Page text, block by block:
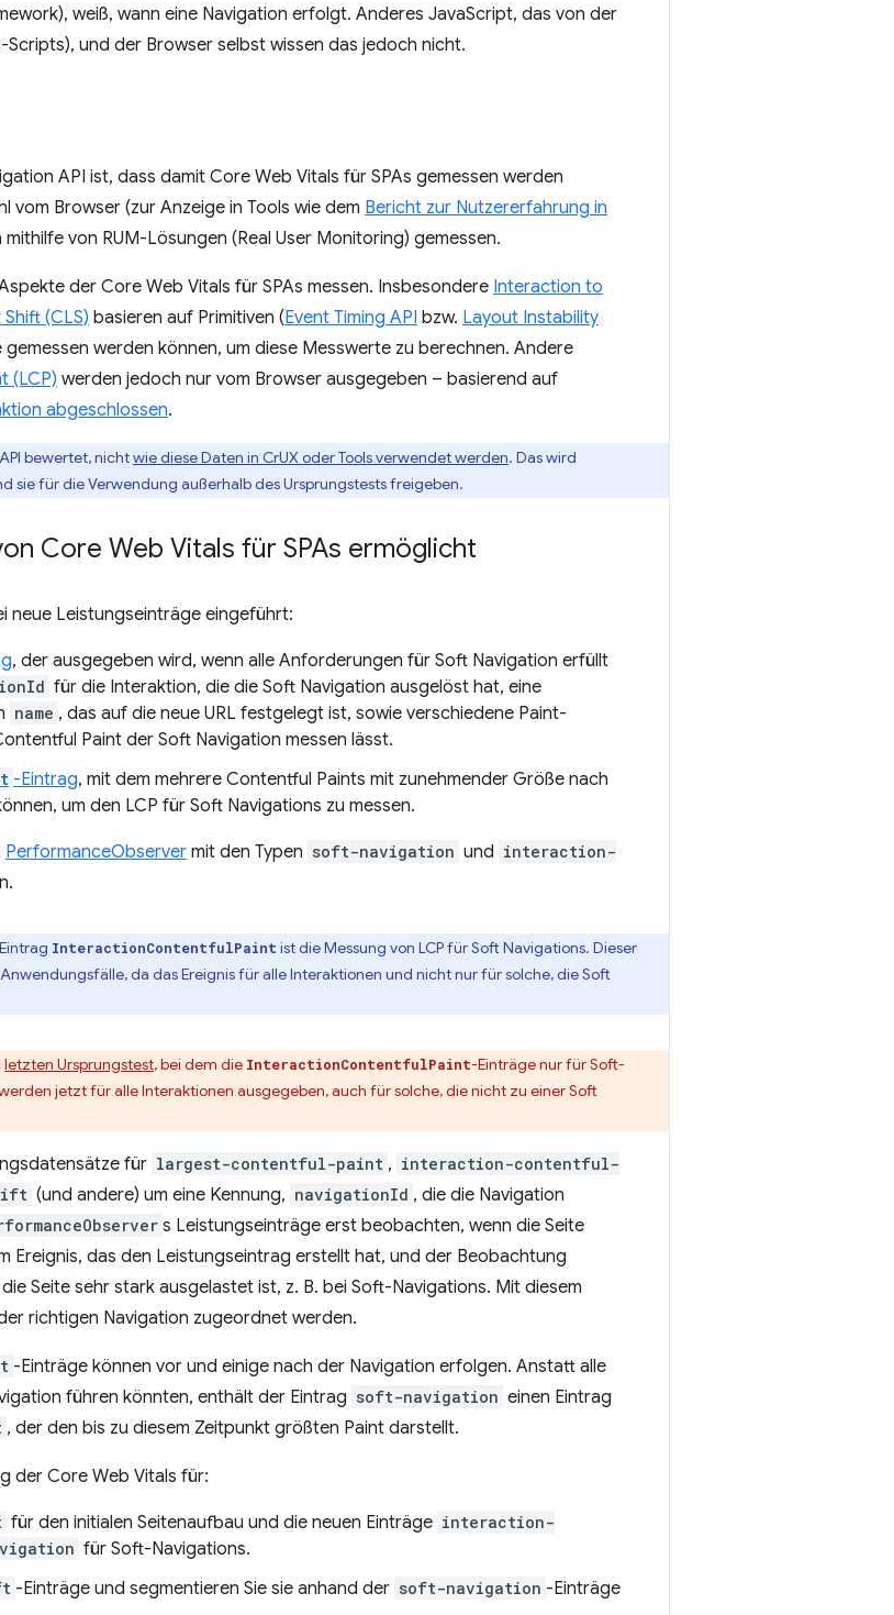
weiß, wann eine Navigation erfolgt. Anderes JavaScript, das von der
und der Browser selbst wissen das jedoch nicht.
API ist, dass damit Core Web Vitals für SPAs gemessen werden
vom Browser (zur Anzeige in Tools wie dem Bericht zur Nutzererfahrung in
von RUM-Lösungen (Real User Monitoring) gemessen.
der Core Web Vitals für SPAs messen. Insbesondere Interaction to
(CLS) basieren auf Primitiven (Event Timing API bzw. Layout Instability
werden können, um diese Messwerte zu berechnen. Andere
(LCP) werden jedoch nur vom Browser ausgegeben – basierend auf
abgeschlossen.
bewertet, nichtwie diese Daten in CrUX oder Tools verwendet werden. Das wird
sie für die Verwendung außerhalb des Ursprungstests freigeben.
Core Web Vitals für SPAs ermöglicht
neue Leistungseinträge eingeführt:
, der ausgegeben wird, wenn alle Anforderungen für Soft Navigation erfüllt
für die Interaktion, die die Soft Navigation ausgelöst hat, eine
name , das auf die neue URL festgelegt ist, sowie verschiedene Paint-
Paint der Soft Navigation messen lässt.
-Eintrag, mit dem mehrere Contentful Paints mit zunehmender Größe nach
um den LCP für Soft Navigations zu messen.
PerformanceObserver mit den Typen soft-navigation und interaction-
InteractionContentfulPaint ist die Messung von LCP für Soft Navigations. Dieser
da das Ereignis für alle Interaktionen und nicht nur für solche, die Soft
letzten Ursprungstest, bei dem die InteractionContentfulPaint-Einträge nur für Soft-
jetzt für alle Interaktionen ausgegeben, auch für solche, die nicht zu einer Soft
für largest-contentful-paint , interaction-contentful-
(und andere) um eine Kennung, navigationId , die die Navigation
s Leistungseinträge erst beobachten, wenn die Seite
Ereignis, das den Leistungseintrag erstellt hat, und der Beobachtung
Seite sehr stark ausgelastet ist, z. B. bei Soft-Navigations. Mit diesem
richtigen Navigation zugeordnet werden.
-Einträge können vor und einige nach der Navigation erfolgen. Anstatt alle
führen könnten, enthält der Eintrag soft-navigation einen Eintrag
, der den bis zu diesem Zeitpunkt größten Paint darstellt.
der Core Web Vitals für:
für den initialen Seitenaufbau und die neuen Einträge interaction-
für Soft-Navigations.
-Einträge und segmentieren Sie sie anhand der soft-navigation -Einträge